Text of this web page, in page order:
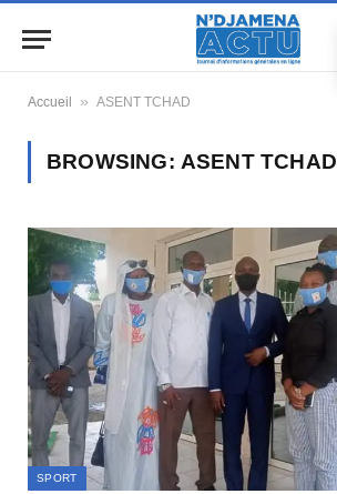
Accueil » ASENT TCHAD
BROWSING: ASENT TCHAD
SPORT